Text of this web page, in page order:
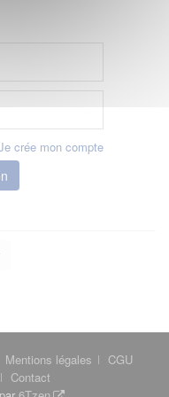
crée mon compte
Mentions légales
CGU
Contact